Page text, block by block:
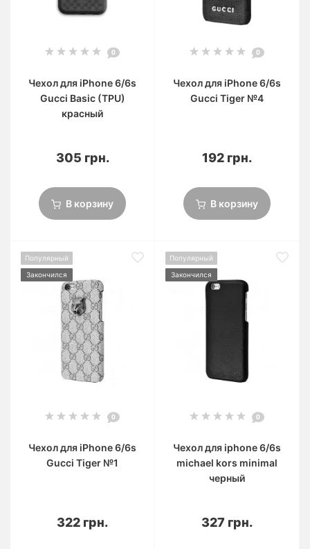
0
Чехол для iPhone 6/6s
Gucci Basic (TPU)
красный
305 грн.
В корзину
0
Чехол для iPhone 6/6s
Gucci Tiger №4
192 грн.
В корзину
Популярный
Закончился
0
Чехол для iPhone 6/6s
Gucci Tiger №1
322 грн.
Популярный
Закончился
0
Чехол для iphone 6/6s
michael kors minimal
черный
327 грн.